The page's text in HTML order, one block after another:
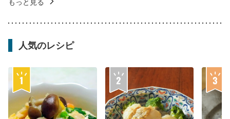
人気のレシピ